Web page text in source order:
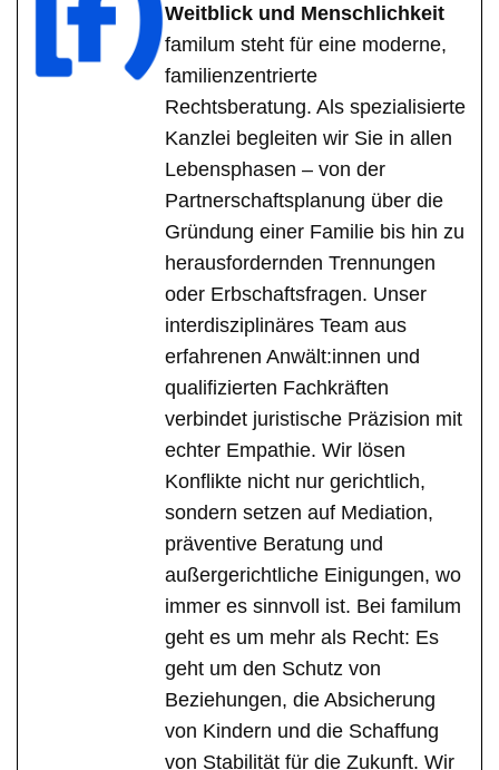
Weitblick und Menschlichkeit
familum steht für eine moderne,
familienzentrierte
Rechtsberatung. Als spezialisierte
Kanzlei begleiten wir Sie in allen
Lebensphasen – von der
Partnerschaftsplanung über die
Gründung einer Familie bis hin zu
herausfordernden Trennungen
oder Erbschaftsfragen. Unser
interdisziplinäres Team aus
erfahrenen Anwält:innen und
qualifizierten Fachkräften
verbindet juristische Präzision mit
echter Empathie. Wir lösen
Konflikte nicht nur gerichtlich,
sondern setzen auf Mediation,
präventive Beratung und
außergerichtliche Einigungen, wo
immer es sinnvoll ist. Bei familum
geht es um mehr als Recht: Es
geht um den Schutz von
Beziehungen, die Absicherung
von Kindern und die Schaffung
von Stabilität für die Zukunft. Wir